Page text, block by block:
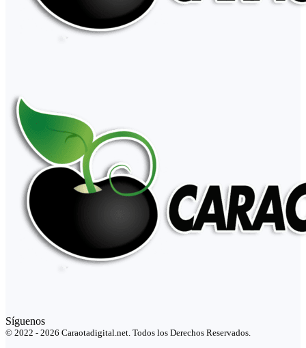
Síguenos
© 2022 - 2026 Caraotadigital.net. Todos los Derechos Reservados.